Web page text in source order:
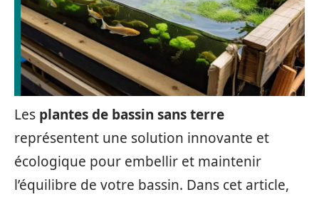
Les plantes de bassin sans terre
représentent une solution innovante et
écologique pour embellir et maintenir
l’équilibre de votre bassin. Dans cet article,